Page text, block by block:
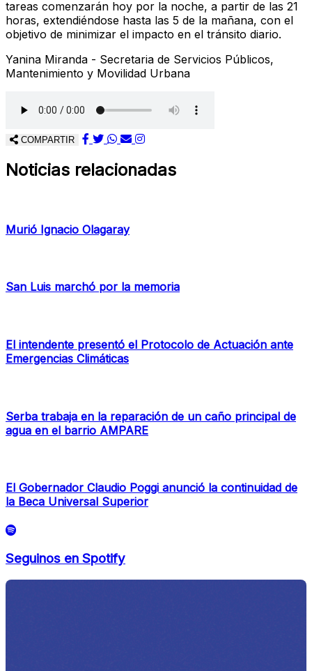
tareas comenzarán hoy por la noche, a partir de las 21
horas, extendiéndose hasta las 5 de la mañana, con el
objetivo de minimizar el impacto en el tránsito diario.
Yanina Miranda - Secretaria de Servicios Públicos,
Mantenimiento y Movilidad Urbana
COMPARTIR
Noticias relacionadas
Murió Ignacio Olagaray
San Luis marchó por la memoria
El intendente presentó el Protocolo de Actuación ante
Emergencias Climáticas
Serba trabaja en la reparación de un caño principal de
agua en el barrio AMPARE
El Gobernador Claudio Poggi anunció la continuidad de
la Beca Universal Superior
Seguinos en Spotify